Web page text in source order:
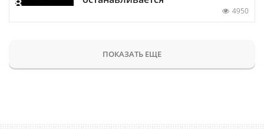
4950
ПОКАЗАТЬ ЕЩЕ